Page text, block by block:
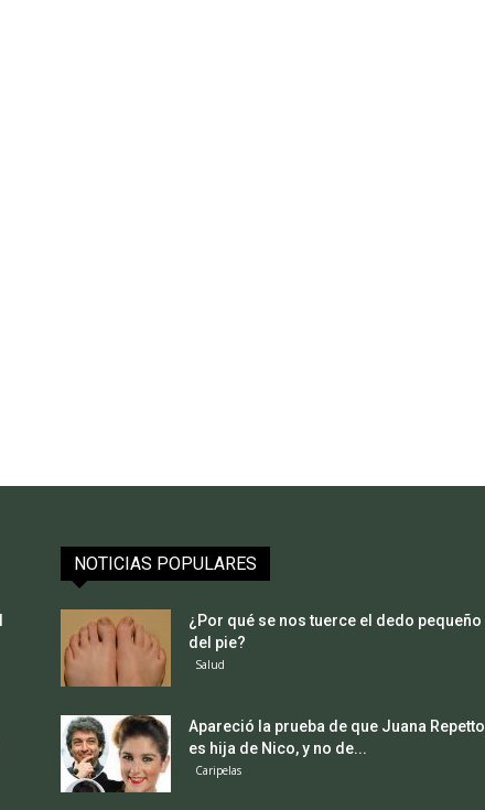
NOTICIAS POPULARES
¿Por qué se nos tuerce el dedo pequeño
del pie?
Salud
Apareció la prueba de que Juana Repetto
es hija de Nico, y no de...
Caripelas